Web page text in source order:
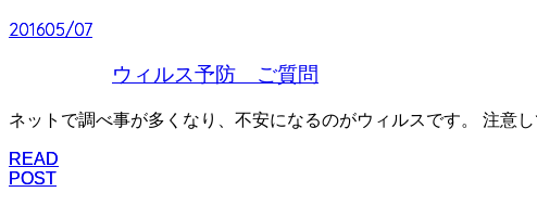
201605/07
201605/07
ウィルス予防 ご質問
ネットで調べ事が多くなり、不安になるのがウィルスです。 注意
READ
POST
READ
POST